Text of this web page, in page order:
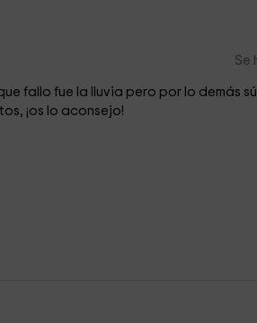
Se
fallo fue la lluvia pero por lo demás
¡os lo aconsejo!